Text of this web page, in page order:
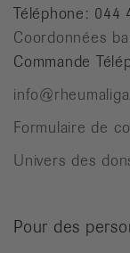
Téléphone: 044
Coordonnées
Commande
Formulaire de
Univers des
Pour des